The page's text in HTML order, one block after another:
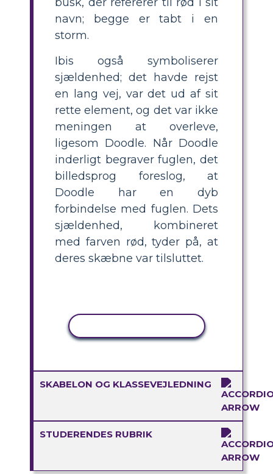
navn; begge er tabt i en
storm.
Ibis også symboliserer
sjældenhed; det havde rejst
en lang vej, var det ud af sit
rette element, og det var ikke
meningen at overleve,
ligesom Doodle. Når Doodle
inderligt begraver fuglen, det
billedsprog foreslog, at
Doodle har en dyb
forbindelse med fuglen. Dets
sjældenhed, kombineret
med farven rød, tyder på, at
deres skæbne var tilsluttet.
SKABELON OG KLASSEVEJLEDNING
STUDERENDES RUBRIK